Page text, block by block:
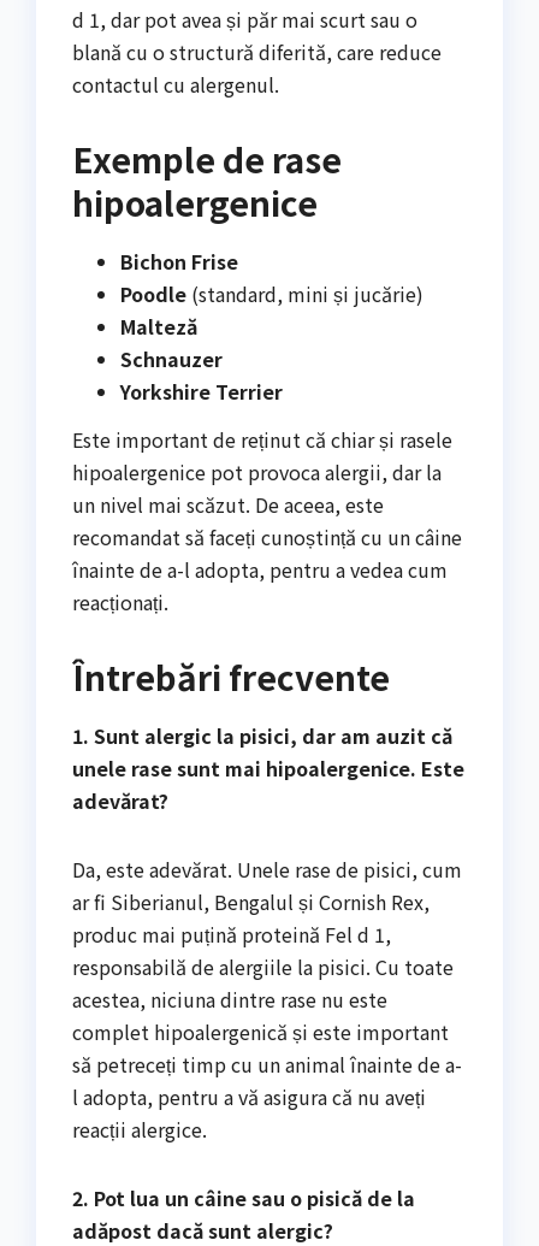
d 1, dar pot avea și păr mai scurt sau o
blană cu o structură diferită, care reduce
contactul cu alergenul.
Exemple de rase
hipoalergenice
Bichon Frise
Poodle (standard, mini și jucărie)
Malteză
Schnauzer
Yorkshire Terrier
Este important de reținut că chiar și rasele
hipoalergenice pot provoca alergii, dar la
un nivel mai scăzut. De aceea, este
recomandat să faceți cunoștință cu un câine
înainte de a-l adopta, pentru a vedea cum
reacționați.
Întrebări frecvente
1. Sunt alergic la pisici, dar am auzit că
unele rase sunt mai hipoalergenice. Este
adevărat?
Da, este adevărat. Unele rase de pisici, cum
ar fi Siberianul, Bengalul și Cornish Rex,
produc mai puțină proteină Fel d 1,
responsabilă de alergiile la pisici. Cu toate
acestea, niciuna dintre rase nu este
complet hipoalergenică și este important
să petreceți timp cu un animal înainte de a-
l adopta, pentru a vă asigura că nu aveți
reacții alergice.
2. Pot lua un câine sau o pisică de la
adăpost dacă sunt alergic?